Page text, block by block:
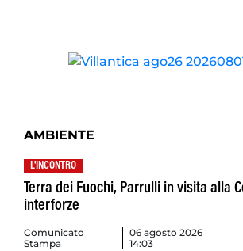
AMBIENTE
L'INCONTRO
Terra dei Fuochi, Parrulli in visita alla
interforze
Comunicato
Stampa
06 agosto 2026
14:03